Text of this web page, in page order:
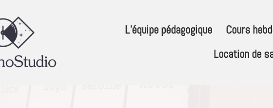
L’équipe pédagogique Cours
Location de